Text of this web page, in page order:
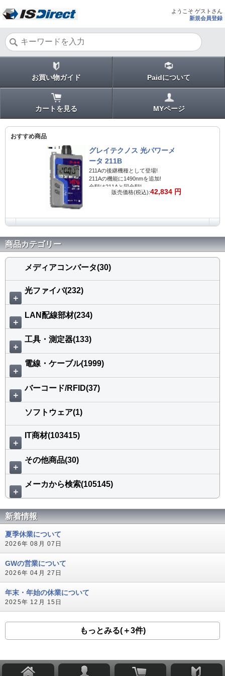
ようこそ ゲストさん
新規会員登録
お買い物ガイド Paidについて
カートを見る MYページ
おすすめ商品
グレイテクノス 光パワーメ
ータ 211B
211Aの後継機種として登場!
211Aの機能に1490nmを追加!
金額は211Aと同金額!
あらゆる現場で使用可能ですので、是非お求めください!!
販売価格(税込):42,834 円
商品カテゴリー
メディアコンバータ(30)
＋
光ファイバ(232)
＋
LAN配線部材(234)
＋
工具・測定器(133)
＋
電線・ケーブル(1999)
＋
バーコード/RFID(37)
ソフトウェア(1)
＋
IT商材(103415)
＋
その他商品(30)
＋
メーカから検索(105145)
新着情報
夏季休業について
2026年 08月 07日
GWの営業について
2026年 04月 27日
年末・年始の休業について
2025年 12月 15日
もっとみる(＋3件)